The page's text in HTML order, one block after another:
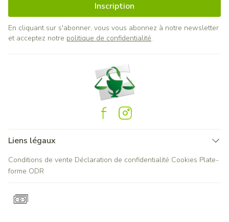
Inscription
En cliquant sur s'abonner, vous vous abonnez à notre newsletter
et acceptez notre politique de confidentialité.
Liens légaux
Conditions de vente Déclaration de confidentialité Cookies Plate-
forme ODR